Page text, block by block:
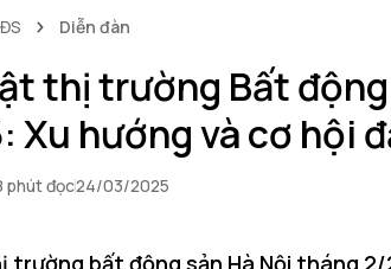
Diễn đàn
thị trường Bất
Xu hướng và cơ hội
phút đọc24/03/2025
trường bất động sản Hà Nội tháng